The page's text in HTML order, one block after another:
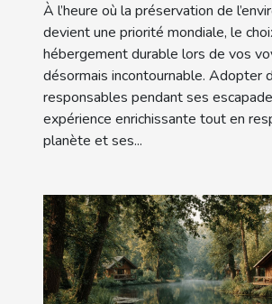
À l’heure où la préservation de
devient une priorité mondiale, le
hébergement durable lors de vos
désormais incontournable. Adopter
responsables pendant ses
expérience enrichissante tout en
planète et ses...